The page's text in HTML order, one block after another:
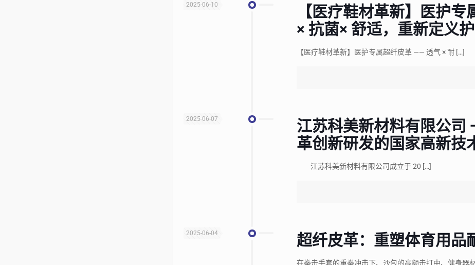
2025-06-10
【医疗鞋材革新】医护
× 抗菌× 舒适，重新定义
【医疗鞋材革新】医护专属超纤皮革 —— 透气 × 耐[…]
2025-06-07
江苏科美新材料有限公司
革创新研发的国家高新技
江苏科美新材料有限公司成立于 20 […]
2025-06-04 超纤皮革：重塑体育用品
在拳击手套的重拳冲击下、沙包的高频击打中、健身器